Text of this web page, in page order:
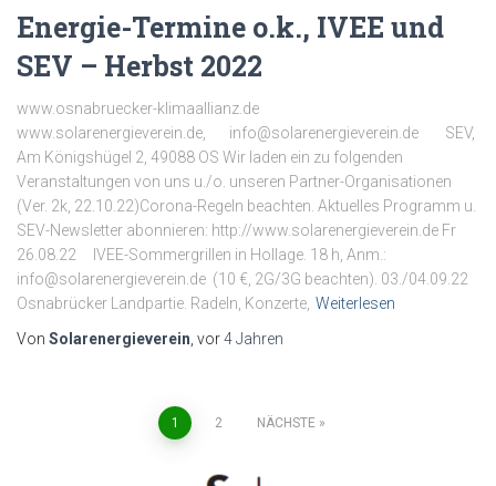
Energie-Termine o.k., IVEE und
SEV – Herbst 2022
www.osnabruecker-klimaallianz.de
www.solarenergieverein.de, info@solarenergieverein.de SEV,
Am Königshügel 2, 49088 OS Wir laden ein zu folgenden
Veranstaltungen von uns u./o. unseren Partner-Organisationen
(Ver. 2k, 22.10.22)Corona-Regeln beachten. Aktuelles Programm u.
SEV-Newsletter abonnieren: http://www.solarenergieverein.de Fr
26.08.22 IVEE-Sommergrillen in Hollage. 18 h, Anm.:
info@solarenergieverein.de (10 €, 2G/3G beachten). 03./04.09.22
Osnabrücker Landpartie. Radeln, Konzerte, Weiterlesen
Von Solarenergieverein , vor4 Jahren
Seitennummerierung
1 2 NÄCHSTE